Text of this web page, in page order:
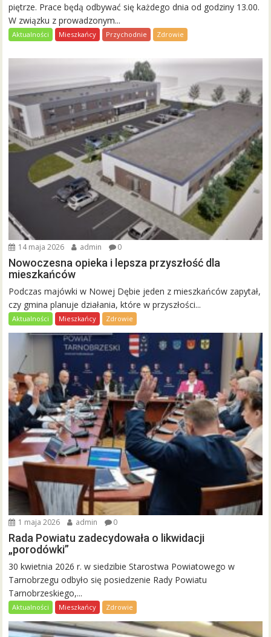
piętrze. Prace będą odbywać się każdego dnia od godziny 13.00.
W związku z prowadzonym...
Aktualności Mieszkańcy Przychodnie Zdrowie
14 maja 2026 admin 0
Nowoczesna opieka i lepsza przyszłość dla
mieszkańców
Podczas majówki w Nowej Dębie jeden z mieszkańców zapytał,
czy gmina planuje działania, które w przyszłości...
Aktualności Mieszkańcy Zdrowie
1 maja 2026 admin 0
Rada Powiatu zadecydowała o likwidacji
„porodówki”
30 kwietnia 2026 r. w siedzibie Starostwa Powiatowego w
Tarnobrzegu odbyło się posiedzenie Rady Powiatu
Tarnobrzeskiego,...
Aktualności Mieszkańcy Zdrowie